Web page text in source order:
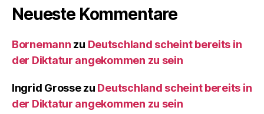
Neueste Kommentare
Bornemann zu Deutschland scheint bereits in
der Diktatur angekommen zu sein
Ingrid Grossezu Deutschland scheint bereits in
der Diktatur angekommen zu sein